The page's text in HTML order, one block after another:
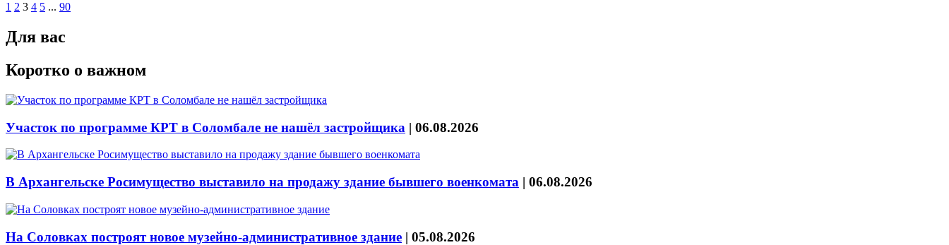
1 2 3 4 5 ... 90
Для вас
Коротко о важном
Участок по программе КРТ в Соломбале не нашёл застройщика | 06.08.2026
В Архангельске Росимущество выставило на продажу здание бывшего военкомата | 06.08.2026
На Соловках построят новое музейно-административное здание | 05.08.2026